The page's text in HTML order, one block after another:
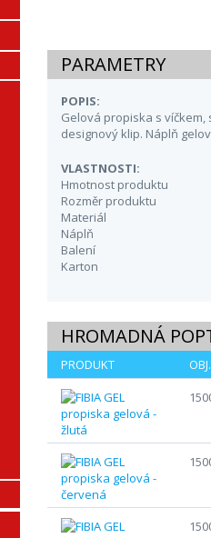
PARAMETRY
POPIS:
Gelová propiska s
designový klip. Náplň
VLASTNOSTI:
Hmotnost produktu
Rozměr produktu
Materiál
Náplň
Balení
Karton
HROMADNÁ
PRODUKT